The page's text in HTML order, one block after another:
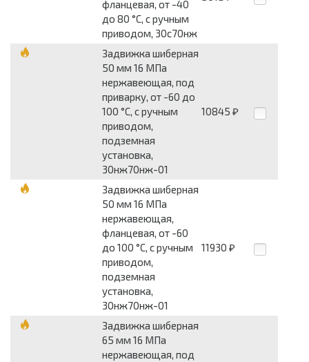
фланцевая, от -40
до 80 °С, с ручным
приводом, 30с70нж
Задвижка шиберная
50 мм 16 МПа
нержавеющая, под
приварку, от -60 до
100 °С, с ручным
приводом,
подземная
установка,
30нж70нж-01
10845 ₽
Задвижка шиберная
50 мм 16 МПа
нержавеющая,
фланцевая, от -60
до 100 °С, с ручным
приводом,
подземная
установка,
30нж70нж-01
11930 ₽
Задвижка шиберная
65 мм 16 МПа
нержавеющая, под